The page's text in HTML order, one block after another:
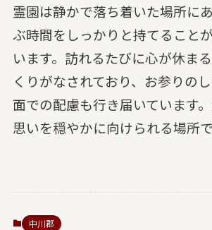
霊園は静かで落ち着いた場所に
ぶ時間をしっかりと持てること
います。訪れるたびに心が休ま
くりがなされており、お参りの
面での配慮も行き届いています
思いを穏やかに向けられる場所で
中川郡